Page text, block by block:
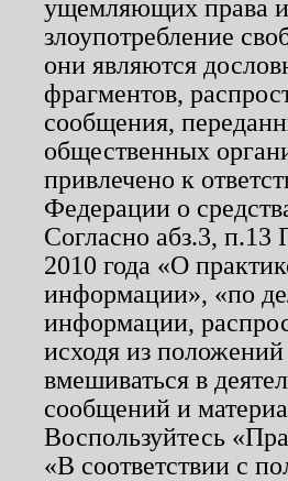
ущемляющих права и
злоупотребление
они являются
фрагментов,
сообщения,
общественных
привлечено к
Федерации о
Согласно абз.3,
2010 года «О
информации», «по
информации,
исходя из
вмешиваться в
сообщений и
Воспользуйтесь
«В соответствии с